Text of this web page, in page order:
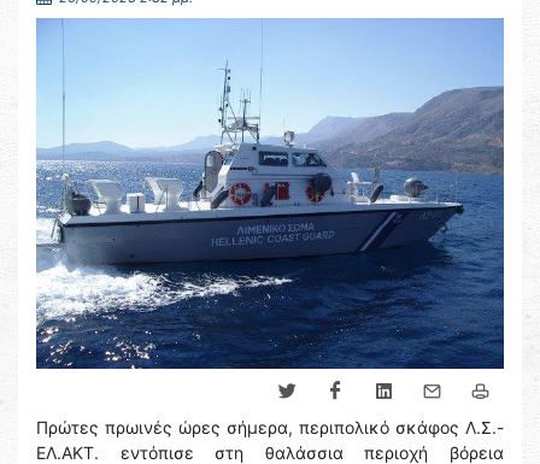
Πρώτες πρωινές ώρες σήμερα, περιπολικό σκάφος Λ.Σ.-
ΕΛ.ΑΚΤ. εντόπισε στη θαλάσσια περιοχή βόρεια